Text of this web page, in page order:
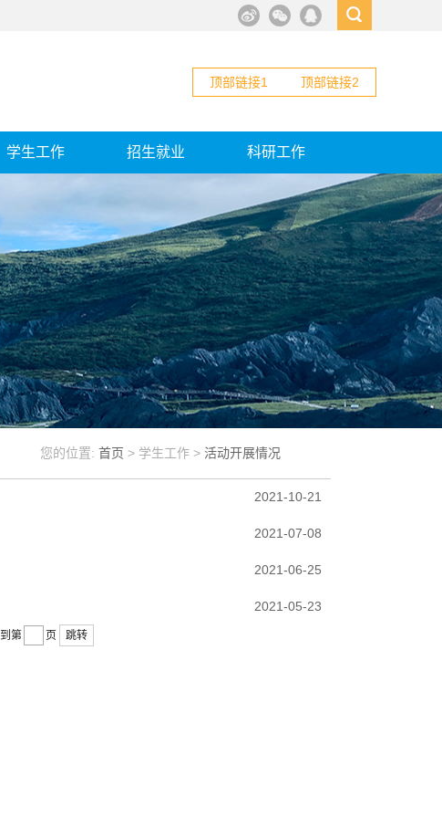
顶部链接1 顶部链接2
学生工作 招生就业 科研工作
您的位置: 首页 > 学生工作 > 活动开展情况
2021-10-21
2021-07-08
2021-06-25
2021-05-23
到第 页 跳转